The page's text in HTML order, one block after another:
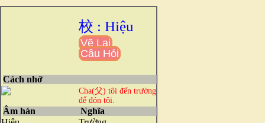
校 : Hiệu
Vẽ Lại
Câu Hỏi
Cách nhớ
Cha(父) tôi đến trường
để đón tôi.
Âm hán
Nghĩa